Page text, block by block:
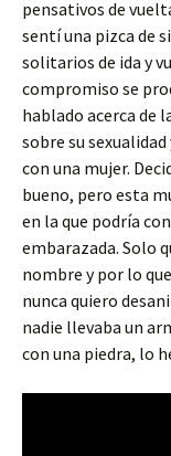
pensativos de
sentí una pizca de
solitarios de ida y
compromiso se
hablado acerca de
sobre su
con una mujer.
bueno, pero esta
en la que podría
embarazada. Solo
nombre y por lo
nunca quiero
nadie llevaba un
con una piedra, lo